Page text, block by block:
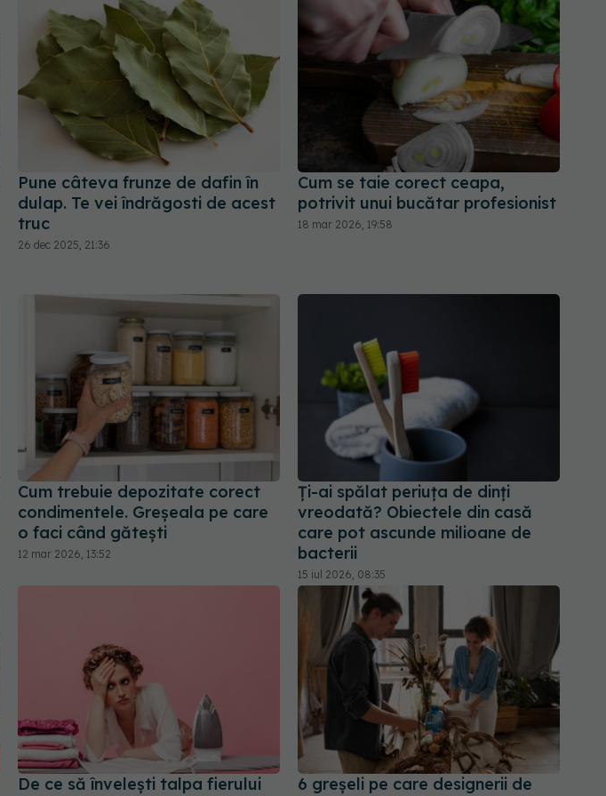
Pune câteva frunze de dafin în
dulap. Te vei îndrăgosti de acest
truc
26 dec 2025, 21:36
Cum se taie corect ceapa,
potrivit unui bucătar profesionist
18 mar 2026, 19:58
Cum trebuie depozitate corect
condimentele. Greșeala pe care
o faci când gătești
12 mar 2026, 13:52
Ți-ai spălat periuța de dinți
vreodată? Obiectele din casă
care pot ascunde milioane de
bacterii
15 iul 2026, 08:35
De ce să învelești talpa fierului
6 greșeli pe care designerii de